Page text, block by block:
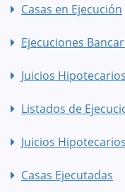
Casas en Ejecución
Ejecuciones
Juicios Hipotecarios
Listados de
Juicios
Casas Ejecutadas